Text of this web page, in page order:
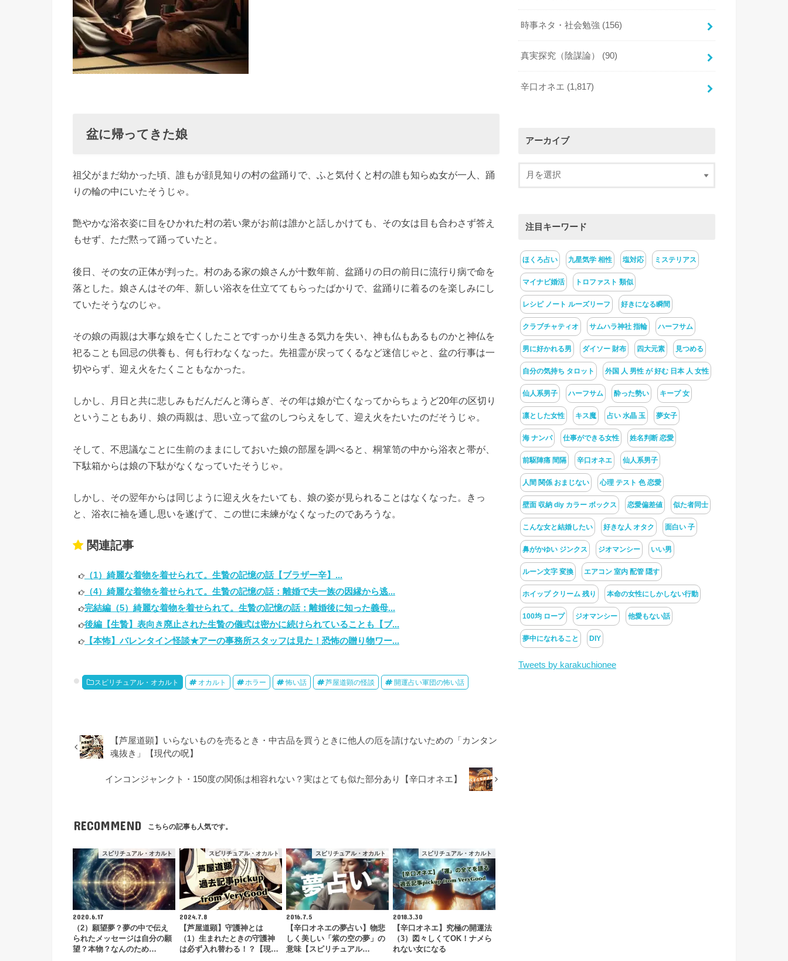
盆に帰ってきた娘
祖父がまだ幼かった頃、誰もが顔見知りの村の盆踊りで、ふと気付くと村の誰も知らぬ女が一人、踊
りの輪の中にいたそうじゃ。
艶やかな浴衣姿に目をひかれた村の若い衆がお前は誰かと話しかけても、その女は目も合わさず答え
もせず、ただ黙って踊っていたと。
後日、その女の正体が判った。村のある家の娘さんが十数年前、盆踊りの日の前日に流行り病で命を
落とした。娘さんはその年、新しい浴衣を仕立ててもらったばかりで、盆踊りに着るのを楽しみにし
ていたそうなのじゃ。
その娘の両親は大事な娘を亡くしたことですっかり生きる気力を失い、神も仏もあるものかと神仏を
祀ることも回忌の供養も、何も行わなくなった。先祖霊が戻ってくるなど迷信じゃと、盆の行事は一
切やらず、迎え火をたくこともなかった。
しかし、月日と共に悲しみもだんだんと薄らぎ、その年は娘が亡くなってからちょうど20年の区切り
ということもあり、娘の両親は、思い立って盆のしつらえをして、迎え火をたいたのだそうじゃ。
そして、不思議なことに生前のままにしておいた娘の部屋を調べると、桐箪笥の中から浴衣と帯が、
下駄箱からは娘の下駄がなくなっていたそうじゃ。
しかし、その翌年からは同じように迎え火をたいても、娘の姿が見られることはなくなった。きっ
と、浴衣に袖を通し思いを遂げて、この世に未練がなくなったのであろうな。
関連記事
（1）綺麗な着物を着せられて。生贄の記憶の話【ブラザー辛】...
（4）綺麗な着物を着せられて。生贄の記憶の話：離婚で夫一族の因縁から逃...
完結編（5）綺麗な着物を着せられて。生贄の記憶の話：離婚後に知った義母...
後編【生贄】表向き廃止された生贄の儀式は密かに続けられていることも【ブ...
【本怖】バレンタイン怪談★アーの事務所スタッフは見た！恐怖の贈り物ワー...
スピリチュアル・オカルト オカルト ホラー 怖い話 芦屋道顕の怪談 開運占い軍団の怖い話
【芦屋道顕】いらないものを売るとき・中古品を買うときに他人の厄を請けないための「カンタン
魂抜き」【現代の呪】
インコンジャンクト・150度の関係は相容れない？実はとても似た部分あり【辛口オネエ】
RECOMMEND こちらの記事も人気です。
スピリチュアル・オカルト
2020.6.17
（2）願望夢？夢の中で伝え
られたメッセージは自分の願
望？本物？なんのため…
スピリチュアル・オカルト
2024.7.8
【芦屋道顕】守護神とは
（1）生まれたときの守護神
は必ず入れ替わる！？【現…
スピリチュアル・オカルト
2016.7.5
【辛口オネエの夢占い】物悲
しく美しい「紫の空の夢」の
意味【スピリチュアル…
スピリチュアル・オカルト
2018.3.30
【辛口オネエ】究極の開運法
（3）図々しくてOK！ナメら
れない女になる
時事ネタ・社会勉強 (156)
真実探究（陰謀論） (90)
辛口オネエ (1,817)
アーカイブ
注目キーワード
ほくろ占い 九星気学 相性 塩対応 ミステリアス
マイナビ婚活 トロファスト 類似
レシピ ノート ルーズリーフ 好きになる瞬間
クラブチャティオ サムハラ神社 指輪 ハーフサム
男に好かれる男 ダイソー 財布 四大元素 見つめる
自分の気持ち タロット 外国 人 男性 が 好む 日本 人 女性
仙人系男子 ハーフサム 酔った勢い キープ 女
凛とした女性 キス魔 占い 水晶 玉 夢女子
海 ナンパ 仕事ができる女性 姓名判断 恋愛
前駆陣痛 間隔 辛口オネエ 仙人系男子
人間 関係 おまじない 心理 テスト 色 恋愛
壁面 収納 diy カラー ボックス 恋愛偏差値 似た者同士
こんな女と結婚したい 好きな人 オタク 面白い 子
鼻がかゆい ジンクス ジオマンシー いい男
ルーン文字 変換 エアコン 室内 配管 隠す
ホイップ クリーム 残り 本命の女性にしかしない行動
100均 ロープ ジオマンシー 他愛もない話
夢中になれること DIY
Tweets by karakuchionee